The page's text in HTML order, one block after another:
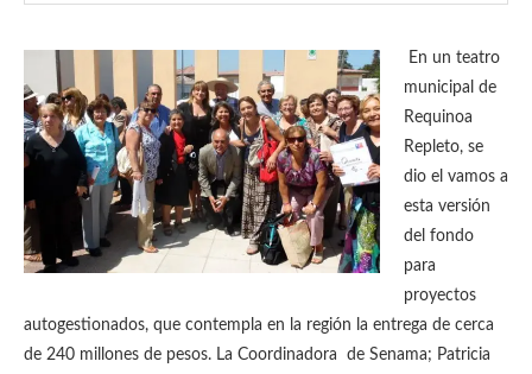
En un teatro
municipal de
Requinoa
Repleto, se
dio el vamos a
esta versión
del fondo
para
proyectos
autogestionados, que contempla en la región la entrega de cerca
de 240 millones de pesos. La Coordinadora de Senama; Patricia